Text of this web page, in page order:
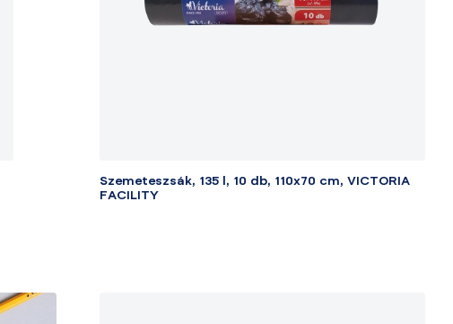
Szemeteszsák, 135 l, 10 db, 110x70 cm, VICTORIA
FACILITY